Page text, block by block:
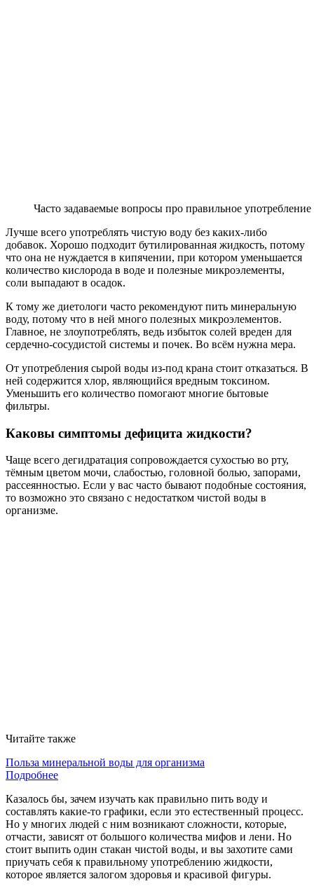
Часто задаваемые вопросы про правильное
Лучше всего употреблять чистую воду без каких-либо
добавок. Хорошо подходит бутилированная жидкость, потому
что она не нуждается в кипячении, при котором уменьшается
количество кислорода в воде и полезные микроэлементы,
соли выпадают в осадок.
К тому же диетологи часто рекомендуют пить минеральную
воду, потому что в ней много полезных микроэлементов.
Главное, не злоупотреблять, ведь избыток солей вреден для
сердечно-сосудистой системы и почек. Во всём нужна мера.
От употребления сырой воды из-под крана стоит отказаться. В
ней содержится хлор, являющийся вредным токсином.
Уменьшить его количество помогают многие бытовые
фильтры.
Каковы симптомы дефицита жидкости?
Чаще всего дегидратация сопровождается сухостью во рту,
тёмным цветом мочи, слабостью, головной болью, запорами,
рассеянностью. Если у вас часто бывают подобные состояния,
то возможно это связано с недостатком чистой воды в
организме.
Читайте также
Польза минеральной воды для организма
Подробнее
Казалось бы, зачем изучать как правильно пить воду и
составлять какие-то графики, если это естественный процесс.
Но у многих людей с ним возникают сложности, которые,
отчасти, зависят от большого количества мифов и лени. Но
стоит выпить один стакан чистой воды, и вы захотите сами
приучать себя к правильному употреблению жидкости,
которое является залогом здоровья и красивой фигуры.